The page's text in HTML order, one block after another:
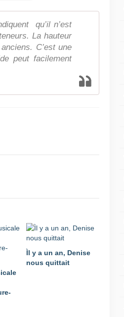
qu’il n’est
La hauteur
C’est une
peut facilement
Ìl y a un an, Denise
nous quittait